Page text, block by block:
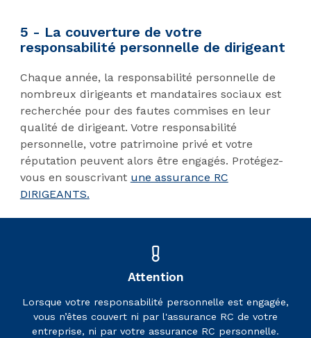
5 - La couverture de votre
responsabilité personnelle de dirigeant
Chaque année, la responsabilité personnelle de
nombreux dirigeants et mandataires sociaux est
recherchée pour des fautes commises en leur
qualité de dirigeant. Votre responsabilité
personnelle, votre patrimoine privé et votre
réputation peuvent alors être engagés. Protégez-
vous en souscrivant une assurance RC
DIRIGEANTS.
Attention
Lorsque votre responsabilité personnelle est engagée,
vous n’êtes couvert ni par l'assurance RC de votre
entreprise, ni par votre assurance RC personnelle.